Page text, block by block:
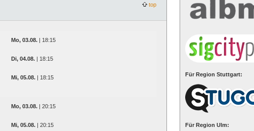
top
Mo, 03.08. | 18:15
Di, 04.08. | 18:15
Mi, 05.08. | 18:15
Mo, 03.08. | 20:15
Mi, 05.08. | 20:15
Für Region Stuttgart:
Für Region Ulm: